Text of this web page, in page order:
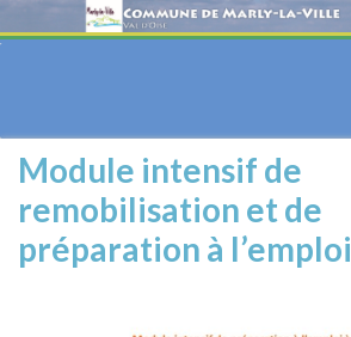
Module intensif de
remobilisation et de
préparation à l’emploi